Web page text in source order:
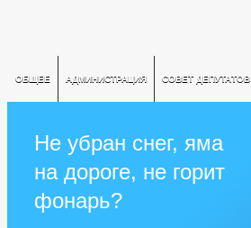
ОБЩЕЕ АДМИНИСТРАЦИЯ СОВЕТ ДЕПУТАТОВ
Не убран снег, яма
на дороге, не горит
фонарь?